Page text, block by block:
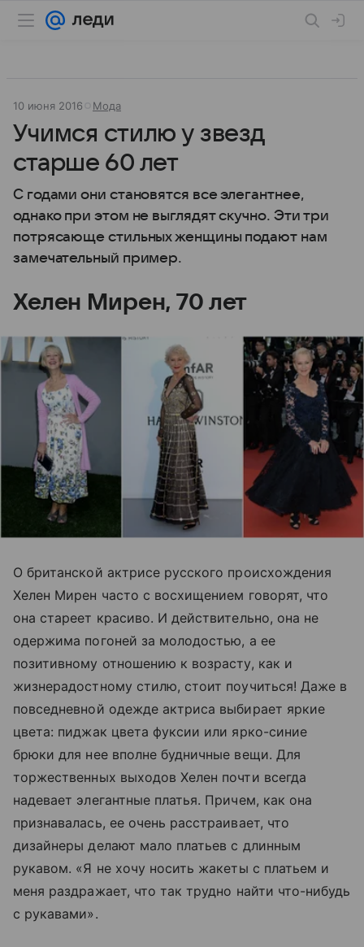
10 июня 2016 Мода
Учимся стилю у звезд
старше 60 лет
С годами они становятся все элегантнее,
однако при этом не выглядят скучно. Эти три
потрясающе стильных женщины подают нам
замечательный пример.
Хелен Мирен, 70 лет
О британской актрисе русского происхождения
Хелен Мирен часто с восхищением говорят, что
она стареет красиво. И действительно, она не
одержима погоней за молодостью, а ее
позитивному отношению к возрасту, как и
жизнерадостному стилю, стоит поучиться! Даже в
повседневной одежде актриса выбирает яркие
цвета: пиджак цвета фуксии или ярко-синие
брюки для нее вполне будничные вещи. Для
торжественных выходов Хелен почти всегда
надевает элегантные платья. Причем, как она
признавалась, ее очень расстраивает, что
дизайнеры делают мало платьев с длинным
рукавом. «Я не хочу носить жакеты с платьем и
меня раздражает, что так трудно найти что-нибудь
с рукавами».